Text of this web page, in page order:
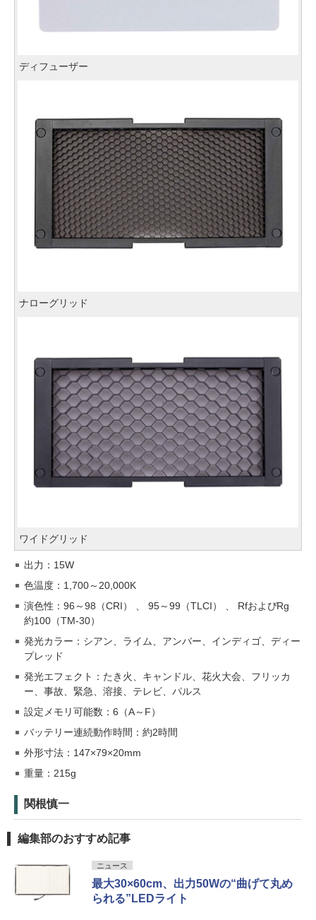
ディフューザー
ナローグリッド
ワイドグリッド
出力：15W
色温度：1,700～20,000K
演色性：96～98（CRI） 、 95～99（TLCI） 、 RfおよびRg
約100（TM-30）
発光カラー：シアン、ライム、アンバー、インディゴ、ディー
プレッド
発光エフェクト：たき火、キャンドル、花火大会、フリッカ
ー、事故、緊急、溶接、テレビ、パルス
設定メモリ可能数：6（A～F）
バッテリー連続動作時間：約2時間
外形寸法：147×79×20mm
重量：215g
関根慎一
編集部のおすすめ記事
ニュース
最大30×60cm、出力50Wの“曲げて丸め
られる”LEDライト